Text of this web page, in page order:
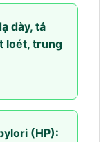
dày, tá
loét, trung
(HP):